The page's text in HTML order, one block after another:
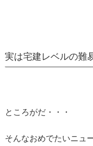
実は宅建レベルの難
ところがだ・・・
そんなおめでたいニュ